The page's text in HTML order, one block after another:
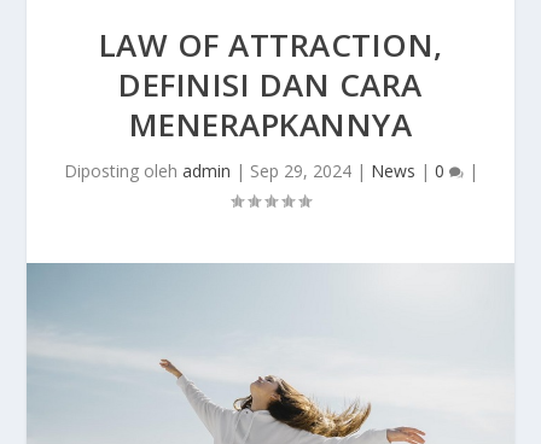
LAW OF ATTRACTION,
DEFINISI DAN CARA
MENERAPKANNYA
Diposting oleh admin | Sep 29, 2024| News | 0 |